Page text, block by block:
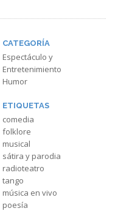
CATEGORÍA
Espectáculo y
Entretenimiento
Humor
ETIQUETAS
comedia
folklore
musical
sátira y parodia
radioteatro
tango
música en vivo
poesía